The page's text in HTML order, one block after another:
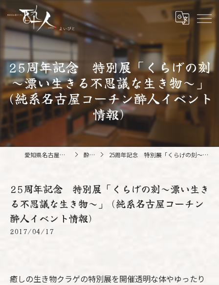
25周年記念 特別展「くらげの刻
～漂い生きる不思議な生き物～」
(純系名古屋コーチン酔人イベント
情報)
愛知県名古屋の鍋なら純系名古屋コーチン 酔人 酔人ブログ 25周年記念 特別展「くらげの刻～漂い生きる不思議な生き物～」 (純系名古屋コーチン酔人イベント情報)
25周年記念 特別展「くらげの刻～漂い生き
る不思議な生き物～」 (純系名古屋コーチン
酔人イベント情報)
2017/04/17
癒しの生き物クラゲの特別展を開催透明な体やゆったり